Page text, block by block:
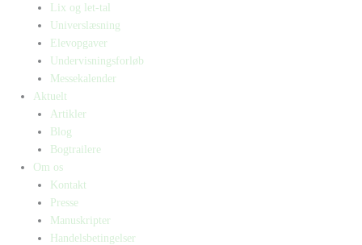
Lix og let-tal
Universlæsning
Elevopgaver
Undervisningsforløb
Messekalender
Aktuelt
Artikler
Blog
Bogtrailere
Om os
Kontakt
Presse
Manuskripter
Handelsbetingelser